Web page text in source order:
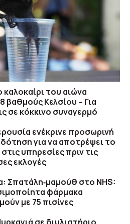
του αιώνα
βαθμούς Κελσίου – Για
σε κόκκινο συναγερμό
ενέκρινε προσωρινή
για να αποτρέψει το
υπηρεσίες πριν τις
εκλογές
Σπατάλη‑μαμούθ στο NHS:
φάρμακα
με 75 πισίνες